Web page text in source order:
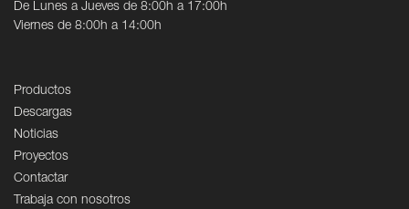
De Lunes a Jueves de 8:00h a 17:00h
Viernes de 8:00h a 14:00h
Productos
Descargas
Noticias
Proyectos
Contactar
Trabaja con nosotros